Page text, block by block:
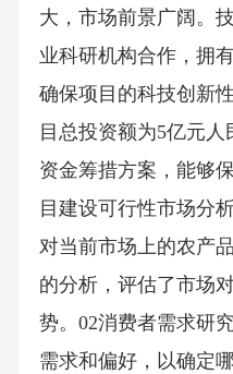
大，市场前景广阔。
业科研机构合作，拥
确保项目的科技创新
目总投资额为5亿元
资金筹措方案，能够
目建设可行性市场分
对当前市场上的农产
的分析，评估了市场
势。02消费者需求研
需求和偏好，以确定